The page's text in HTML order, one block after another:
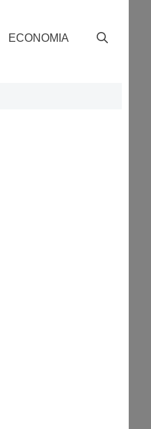
ECONOMIA